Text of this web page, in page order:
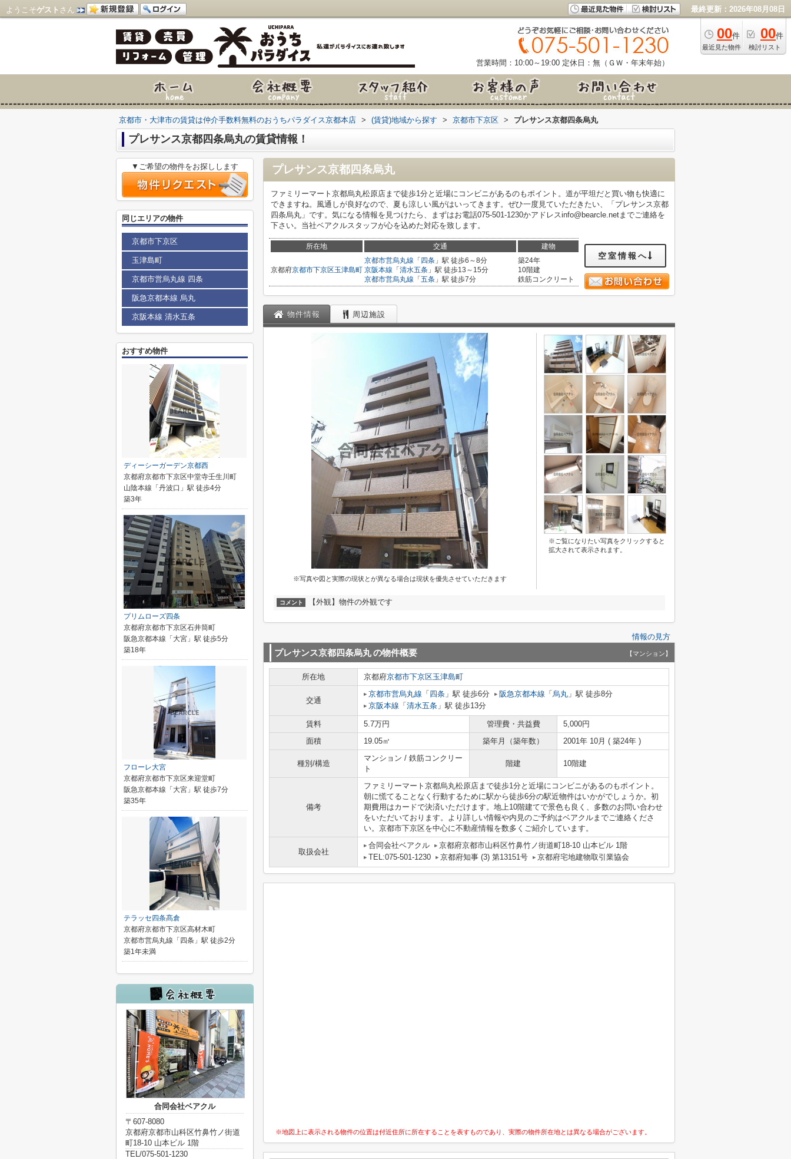
ようこそゲスト さん 最終更新：2026年08月08日
00件
最近見た物件
00件
検討リスト
営業時間：10:00～19:00 定休日：無（ＧＷ・年末年始）
京都市・大津市の賃貸は仲介手数料無料のおうちパラダイス京都本店 > (賃貸)地域から探す > 京都市下京区 > プレサンス京都四条烏丸
プレサンス京都四条烏丸の賃貸情報！
プレサンス京都四条烏丸
ファミリーマート京都烏丸松原店まで徒歩1分と近場にコンビニがあるのもポイント。道が平坦だと買い物も快適に
できますね。風通しが良好なので、夏も涼しい風がはいってきます。ぜひ一度見ていただきたい、「プレサンス京都
四条烏丸」です。気になる情報を見つけたら、まずはお電話075-501-1230かアドレスinfo@bearcle.netまでご連絡を
下さい。当社ベアクルスタッフが心を込めた対応を致します。
所在地 交通 建物
京都府京都市下京区玉津島町
京都市営烏丸線 「 四条 」駅 徒歩6～8分
京阪本線 「 清水五条 」駅 徒歩13～15分
京都市営烏丸線 「 五条 」駅 徒歩7分
築24年
10階建
鉄筋コンクリート
空室情報へ
物件情報 周辺施設
※写真や図と実際の現状とが異なる場合は現状を優先させていただきます
※ご覧になりたい写真をクリックすると
拡大されて表示されます。
コメント 【外観】物件の外観です
情報の見方
プレサンス京都四条烏丸の物件概要 【マンション】
所在地 京都府京都市下京区玉津島町
交通
京都市営烏丸線 「 四条 」駅 徒歩6分 阪急京都本線 「 烏丸 」駅 徒歩8分
京阪本線 「 清水五条 」駅 徒歩13分
賃料 5.7万円 管理費・共益費
5,000円
面積
19.05㎡ 築年月（築年数） 2001年 10月 ( 築24年 )
種別/構造
マンション / 鉄筋コンクリー
ト
階建 10階建
備考
ファミリーマート京都烏丸松原店まで徒歩1分と近場にコンビニがあるのもポイント。
朝に慌てることなく行動するために駅から徒歩6分の駅近物件はいかがでしょうか。初
期費用はカードで決済いただけます。地上10階建てで景色も良く、多数のお問い合わせ
をいただいております。より詳しい情報や内見のご予約はベアクルまでご連絡くださ
い。京都市下京区を中心に不動産情報を数多くご紹介しています。
取扱会社
合同会社ベアクル
京都府京都市山科区竹鼻竹ノ街道町18-10 山本ビル 1階
TEL:075-501-1230
京都府知事 (3) 第13151号 京都府宅地建物取引業協会
※地図上に表示される物件の位置は付近住所に所在することを表すものであり、実際の物件所在地とは異なる場合がございます。
▼ご希望の物件をお探しします
同じエリアの物件
京都市下京区
玉津島町
京都市営烏丸線 四条
阪急京都本線 烏丸
京阪本線 清水五条
おすすめ物件
ディーシーガーデン京都西
京都府京都市下京区中堂寺壬生川町
山陰本線「丹波口」駅 徒歩4分
築3年
プリムローズ四条
京都府京都市下京区石井筒町
阪急京都本線「大宮」駅 徒歩5分
築18年
フローレ大宮
京都府京都市下京区来迎堂町
阪急京都本線「大宮」駅 徒歩7分
築35年
テラッセ四条髙倉
京都府京都市下京区高材木町
京都市営烏丸線「四条」駅 徒歩2分
築1年未満
合同会社ベアクル
〒607-8080
京都府京都市山科区竹鼻竹ノ街道
町18-10 山本ビル 1階
TEL/075-501-1230